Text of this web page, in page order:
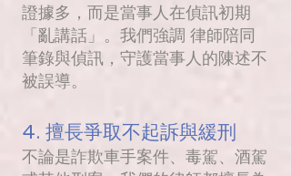
證據多，而是當事人在偵訊初期
「亂講話」。我們強調 律師陪同
筆錄與偵訊，守護當事人的陳述不
被誤導。
4. 擅長爭取不起訴與緩刑
不論是詐欺車手案件、毒駕、酒駕